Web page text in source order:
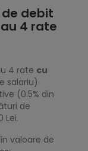
de debit
4 rate
4 rate cu
salariu)
(0.5% din
de
Lei.
valoare de